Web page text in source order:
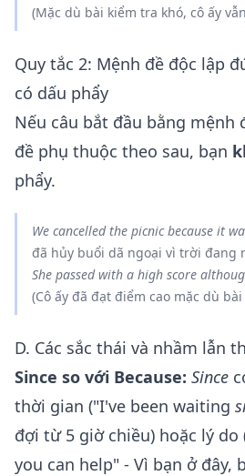
(Mặc dù bài kiểm tra khó, cô ấy
Quy tắc 2: Mệnh đề độc lập
có dấu phẩy
Nếu câu bắt đầu bằng mệnh
đề phụ thuộc theo sau, bạn
phẩy.
We cancelled the picnicbecause it
đã hủy buổi dã ngoại vì trời đang
She passed with a high score
(Cô ấy đã đạt điểm cao mặc dù
D. Các sắc thái và nhầm lẫn
Since so với Because: Since
thời gian ("I've been waiting
đợi từ 5 giờ chiều) hoặc lý do
you can help" - Vì bạn ở đây,